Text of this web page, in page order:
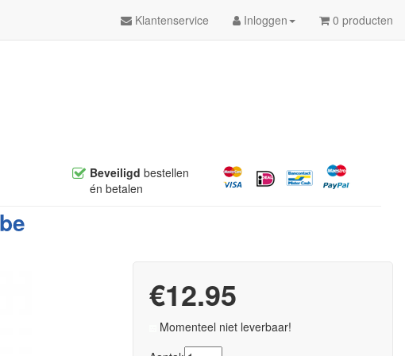
Klantenservice Inloggen 0 producten
Beveiligd bestellen
én betalen
€12.95
Momenteel niet leverbaar!